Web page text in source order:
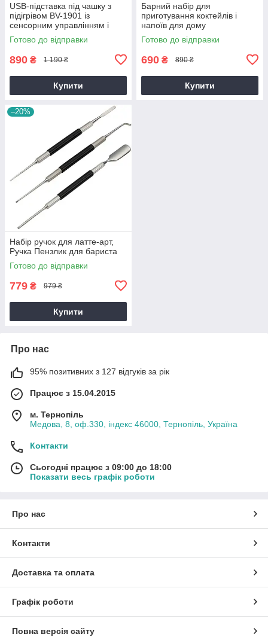
USB-підставка під чашку з
підігрівом BV-1901 із
сенсорним управлінням і
підігрівом від USB
Готово до відправки
890 ₴ 1 190 ₴
Купити
Барний набір для
приготування коктейлів і
напоїв для дому
Готово до відправки
690 ₴ 890 ₴
Купити
–20%
Набір ручок для латте-арт,
Ручка Пензлик для бариста
Готово до відправки
779 ₴ 979 ₴
Купити
Про нас
95% позитивних з 127 відгуків за рік
Працює з 15.04.2015
м. Тернопіль
Медова, 8, оф.330, індекс 46000, Тернопіль, Україна
Контакти
Сьогодні працює з 09:00 до 18:00
Показати весь графік роботи
Про нас
Контакти
Доставка та оплата
Графік роботи
Повна версія сайту